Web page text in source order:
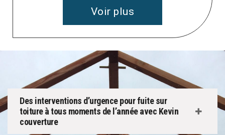
Voir plus
Des interventions d’urgence pour fuite sur
toiture à tous moments de l’année avec Kevin
couverture